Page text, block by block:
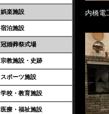
娯楽施設
宿泊施設
冠婚葬祭式場
宗教施設・史跡
スポーツ施設
学校・教育施設
医療・福祉施設
内橋電